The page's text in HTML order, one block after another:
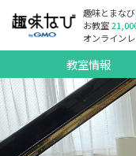
趣味とまな
お教室
オンライン
教室情報